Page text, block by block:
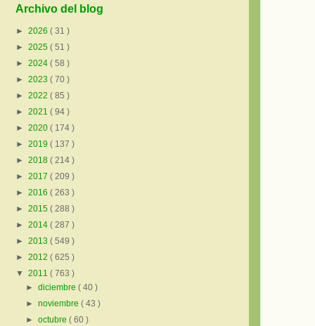
Archivo del blog
► 2026 ( 31 )
► 2025 ( 51 )
► 2024 ( 58 )
► 2023 ( 70 )
► 2022 ( 85 )
► 2021 ( 94 )
► 2020 ( 174 )
► 2019 ( 137 )
► 2018 ( 214 )
► 2017 ( 209 )
► 2016 ( 263 )
► 2015 ( 288 )
► 2014 ( 287 )
► 2013 ( 549 )
► 2012 ( 625 )
▼ 2011 ( 763 )
►diciembre( 40 )
►noviembre( 43 )
►octubre( 60 )